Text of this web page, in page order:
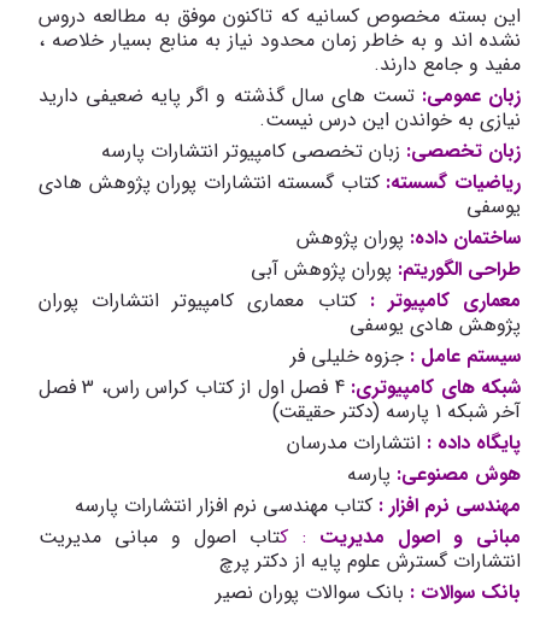
این بسته مخصوص کسانیه که تاکنون موفق به مطالعه دروس
نشده اند و به خاطر زمان محدود نیاز به منابع بسیار خلاصه ،
مفید و جامع دارند.
زبان عمومی:تست های سال گذشته و اگر پایه ضعیفی دارید
نیازی به خواندن این درس نیست.
زبان تخصصی: زبان تخصصی کامپیوتر انتشارات پارسه
ریاضیات گسسته:کتاب گسسته انتشارات پوران پژوهش هادی
یوسفی
ساختمان داده: پوران پژوهش
طراحی الگوریتم: پوران پژوهش آبی
معماری کامپیوتر : کتاب معماری کامپیوتر انتشارات پوران
پژوهش هادی یوسفی
سیستم عامل : جزوه خلیلی فر
شبکه ­های کامپیوتری:
4 فصل اول از کتاب کراس راس، 3 فصل
آخر شبکه 1 پارسه (دکتر حقیقت)
پایگاه داده : انتشارات مدرسان
هوش مصنوعی: پارسه
مهندسی نرم افزار : کتاب مهندسی نرم افزار انتشارات پارسه
مبانی و اصول مدیریت : کتاب اصول و مبانی مدیریت
انتشارات گسترش علوم پایه از دکتر پرچ
بانک سوالات : بانک سوالات پوران نصیر